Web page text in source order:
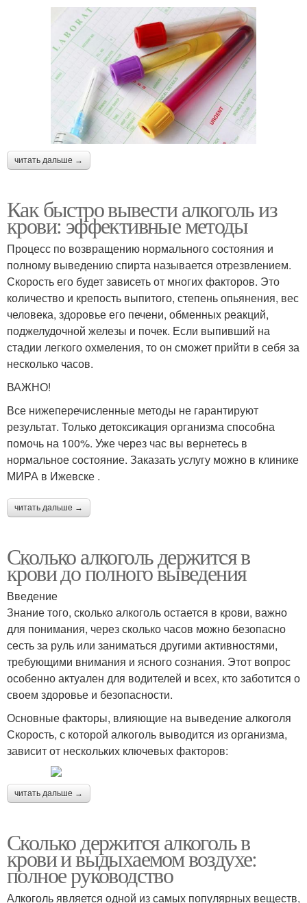
читать дальше →
Как быстро вывести алкоголь из
крови: эффективные методы
Процесс по возвращению нормального состояния и
полному выведению спирта называется отрезвлением.
Скорость его будет зависеть от многих факторов. Это
количество и крепость выпитого, степень опьянения, вес
человека, здоровье его печени, обменных реакций,
поджелудочной железы и почек. Если выпивший на
стадии легкого охмеления, то он сможет прийти в себя за
несколько часов.
ВАЖНО!
Все нижеперечисленные методы не гарантируют
результат. Только детоксикация организма способна
помочь на 100%. Уже через час вы вернетесь в
нормальное состояние. Заказать услугу можно в клинике
МИРА в Ижевске .
читать дальше →
Сколько алкоголь держится в
крови до полного выведения
Введение
Знание того, сколько алкоголь остается в крови, важно
для понимания, через сколько часов можно безопасно
сесть за руль или заниматься другими активностями,
требующими внимания и ясного сознания. Этот вопрос
особенно актуален для водителей и всех, кто заботится о
своем здоровье и безопасности.
Основные факторы, влияющие на выведение алкоголя
Скорость, с которой алкоголь выводится из организма,
зависит от нескольких ключевых факторов:
читать дальше →
Сколько держится алкоголь в
крови и выдыхаемом воздухе:
полное руководство
Алкоголь является одной из самых популярных веществ,